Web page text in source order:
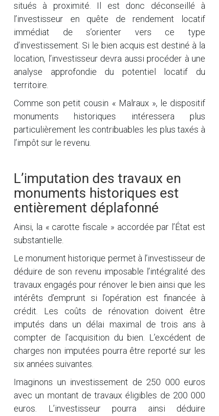
situés à proximité. Il est donc déconseillé à
l’investisseur en quête de rendement locatif
immédiat de s’orienter vers ce type
d’investissement. Si le bien acquis est destiné à la
location, l’investisseur devra aussi procéder à une
analyse approfondie du potentiel locatif du
territoire.
Comme son petit cousin « Malraux », le dispositif
monuments historiques intéressera plus
particulièrement les contribuables les plus taxés à
l’impôt sur le revenu.
L’imputation des travaux en
monuments historiques est
entièrement déplafonné
Ainsi, la « carotte fiscale » accordée par l’État est
substantielle.
Le monument historique permet à l’investisseur de
déduire de son revenu imposable l’intégralité des
travaux engagés pour rénover le bien ainsi que les
intérêts d’emprunt si l’opération est financée à
crédit. Les coûts de rénovation doivent être
imputés dans un délai maximal de trois ans à
compter de l’acquisition du bien. L’excédent de
charges non imputées pourra être reporté sur les
six années suivantes.
Imaginons un investissement de 250 000 euros
avec un montant de travaux éligibles de 200 000
euros. L’investisseur pourra ainsi déduire